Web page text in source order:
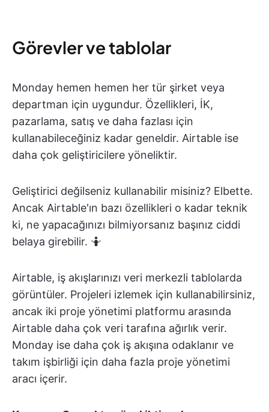
Görevler ve tablolar
Monday hemen hemen her tür şirket veya
departman için uygundur. Özellikleri, İK,
pazarlama, satış ve daha fazlası için
kullanabileceğiniz kadar geneldir. Airtable ise
daha çok geliştiricilere yöneliktir.
Geliştirici değilseniz kullanabilir misiniz? Elbette.
Ancak Airtable'ın bazı özellikleri o kadar teknik
ki, ne yapacağınızı bilmiyorsanız başınız ciddi
belaya girebilir. 🤷
Airtable, iş akışlarınızı veri merkezli tablolarda
görüntüler. Projeleri izlemek için kullanabilirsiniz,
ancak iki proje yönetimi platformu arasında
Airtable daha çok veri tarafına ağırlık verir.
Monday ise daha çok iş akışına odaklanır ve
takım işbirliği için daha fazla proje yönetimi
aracı içerir.